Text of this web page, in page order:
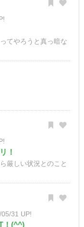
てやろうと真っ暗な
！
厳しい状況とのこと
31 UP!
！(^^)